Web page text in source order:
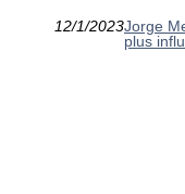
12/1/2023Jorge
plus